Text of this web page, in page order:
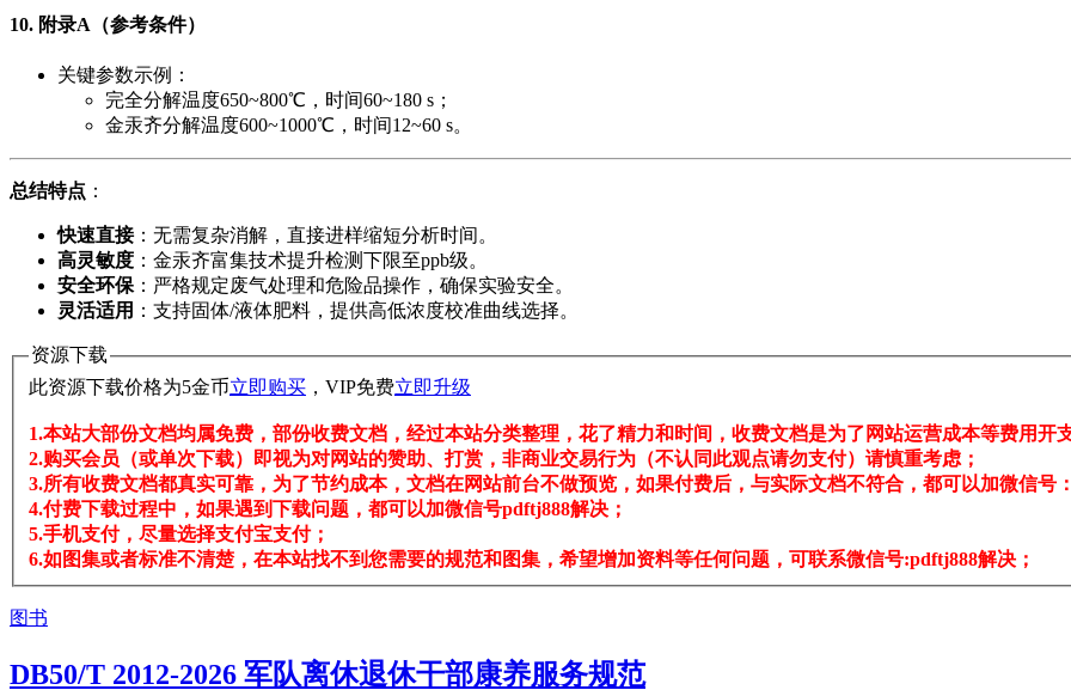
10. 附录A（参考条件）​
关键参数示例：
完全分解温度650~800℃，时间60~180 s；
金汞齐分解温度600~1000℃，时间12~60 s。
总结特点 ​：
快速直接​：无需复杂消解，直接进样缩短分析时间。
高灵敏度 ​：金汞齐富集技术提升检测下限至ppb级。
安全环保 ​：严格规定废气处理和危险品操作，确保实验安全。
灵活适用 ​：支持固体/液体肥料，提供高低浓度校准曲线选择。
资源下载
此资源下载价格为5金币立即购买 ，VIP免费立即升级
1.本站大部份文档均属免费，部份收费文档，经过本站分类整理，花了精力和时间，收费文档是为了网站运营成本等费用开
2.购买会员（或单次下载）即视为对网站的赞助、打赏，非商业交易行为（不认同此观点请勿支付）请慎重考虑；
3.所有收费文档都真实可靠，为了节约成本，文档在网站前台不做预览，如果付费后，与实际文档不符合，都可以加微信号
4.付费下载过程中，如果遇到下载问题，都可以加微信号pdftj888解决；
5.手机支付，尽量选择支付宝支付；
6.如图集或者标准不清楚，在本站找不到您需要的规范和图集，希望增加资料等任何问题，可联系微信号:pdftj888解决；
图书
DB50/T 2012-2026 军队离休退休干部康养服务规范